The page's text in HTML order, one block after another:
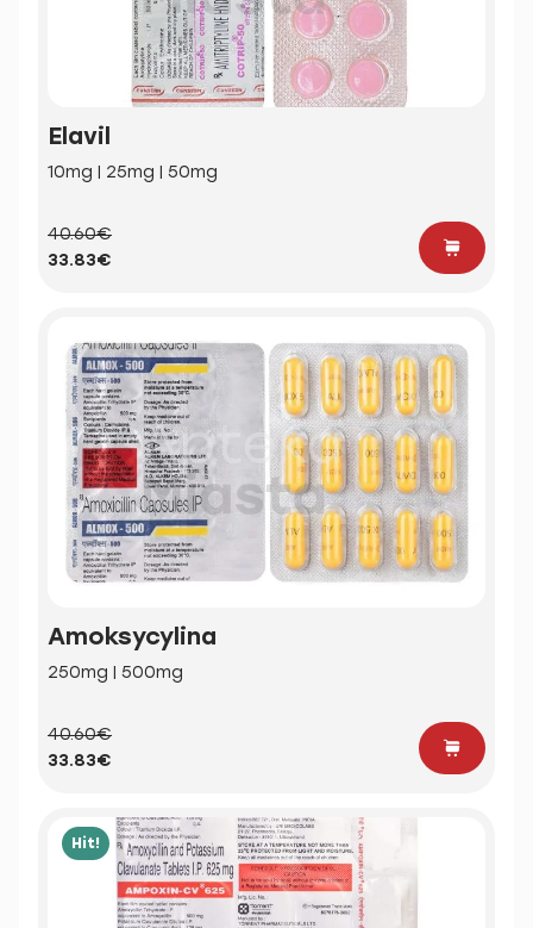
Elavil
10mg | 25mg | 50mg
40.60€
33.83€
Amoksycylina
250mg | 500mg
40.60€
33.83€
Hit!